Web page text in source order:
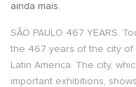
ainda mais.
SÃO PAULO 467 YEARS.
the 467 years of the city of
Latin America. The city,
important exhibitions,